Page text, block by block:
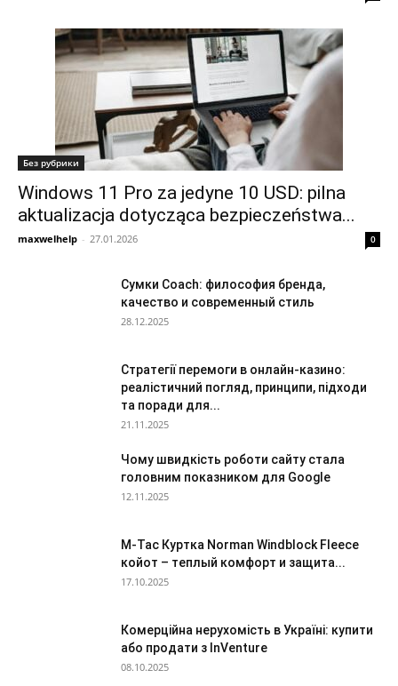
Без рубрики
Windows 11 Pro za jedyne 10 USD: pilna
aktualizacja dotycząca bezpieczeństwa...
maxwelhelp - 27.01.2026 0
Сумки Coach: философия бренда,
качество и современный стиль
28.12.2025
Стратегії перемоги в онлайн-казино:
реалістичний погляд, принципи, підходи
та поради для...
21.11.2025
Чому швидкість роботи сайту стала
головним показником для Google
12.11.2025
M-Tac Куртка Norman Windblock Fleece
койот – теплый комфорт и защита...
17.10.2025
Комерційна нерухомість в Україні: купити
або продати з InVenture
08.10.2025